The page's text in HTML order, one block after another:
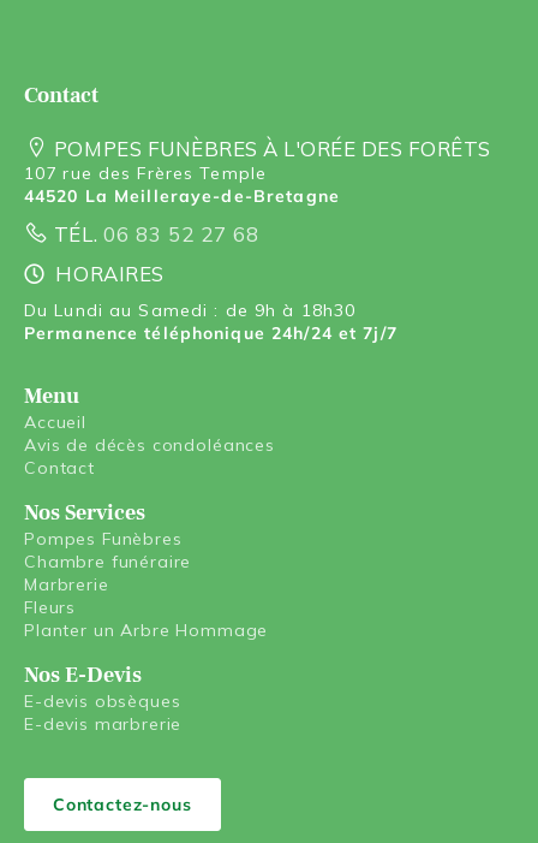
contact
POMPES FUNÈBRES À L'ORÉE DES FORÊTS
107 rue des Frères Temple
44520 La Meilleraye-de-Bretagne
TÉL. 06 83 52 27 68
HORAIRES
Du Lundi au Samedi : de 9h à 18h30
Permanence téléphonique 24h/24 et 7j/7
Menu
Accueil
Avis de décès condoléances
Contact
Nos Services
Pompes Funèbres
Chambre funéraire
Marbrerie
Fleurs
Planter un Arbre Hommage
Nos E-Devis
E-devis obsèques
E-devis marbrerie
Contactez-nous